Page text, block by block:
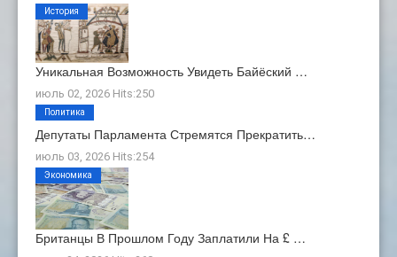
Уникальная Возможность Увидеть Байёский …
июль 02, 2026 Hits:250
История
Депутаты Парламента Стремятся Прекратить…
июль 03, 2026 Hits:254
Политика
Британцы В Прошлом Году Заплатили На £ …
Экономика